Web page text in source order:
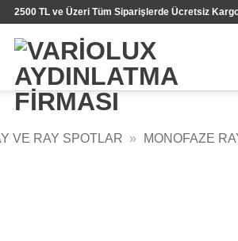
2500 TL ve Üzeri Tüm Siparişlerde Ücretsiz
VE RAY SPOTLAR » MONOFAZE